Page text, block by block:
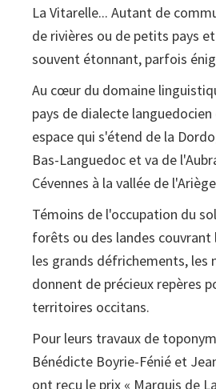
La Vitarelle... Autant de
de rivières ou de petits pays
souvent étonnant, parfois
Au cœur du domaine
pays de dialecte
espace qui s'étend de la
Bas-Languedoc et va de
Cévennes à la vallée de
Témoins de l'occupation du
forêts ou des landes
les grands défrichements, les
donnent de précieux repères
territoires occitans.
Pour leurs travaux de
Bénédicte Boyrie-Fénié et
ont reçu le prix « Marquis de